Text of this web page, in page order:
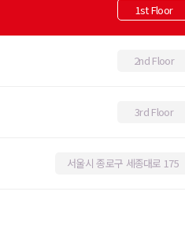
1st Floor
2nd Floor
3rd Floor
서울시 종로구 세종대로 175